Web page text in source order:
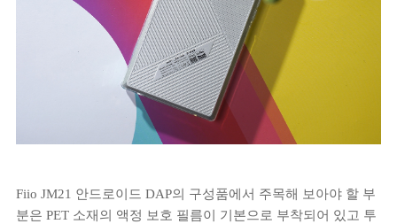
Fiio JM21 안드로이드 DAP의 구성품에서 주목해 보아야 할 부
분은 PET 소재의 액정 보호 필름이 기본으로 부착되어 있고 투